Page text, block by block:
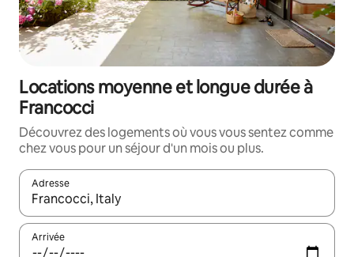
Locations moyenne et longue durée à
Francocci
Découvrez des logements où vous vous sentez comme
chez vous pour un séjour d'un mois ou plus.
Adresse
Lorsque les résultats s'affichent, utilisez les flèches vers le
Arrivée